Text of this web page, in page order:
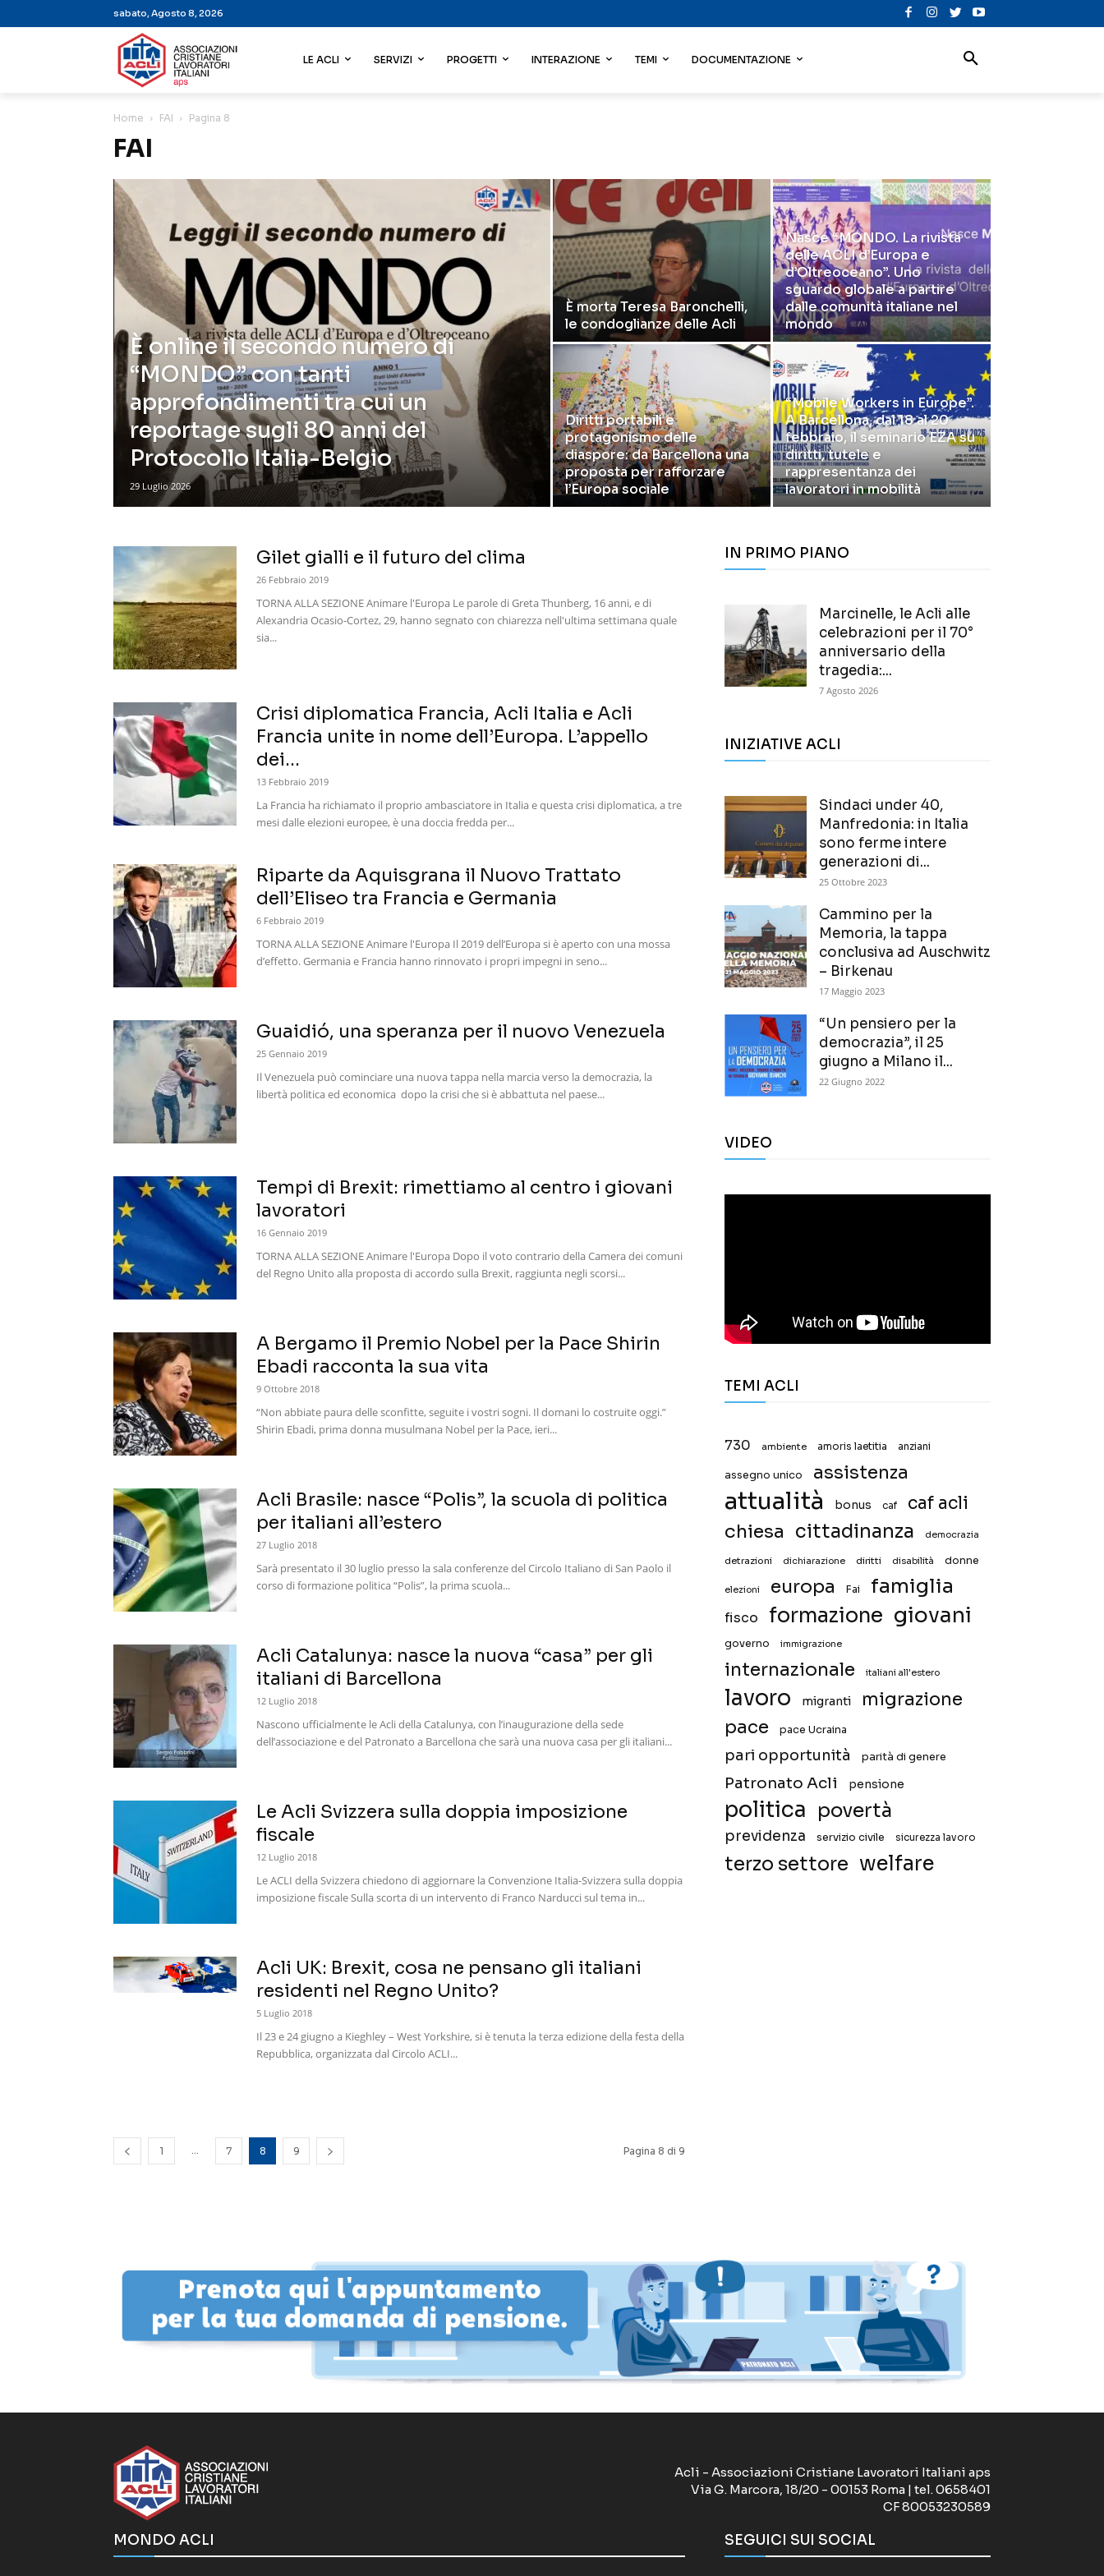
sabato, Agosto 8, 2026
LE ACLI SERVIZI PROGETTI INTERAZIONE TEMI DOCUMENTAZIONE
Home FAI Pagina 8
FAI
È online il secondo numero di
“MONDO” con tanti
approfondimenti tra cui un
reportage sugli 80 anni del
Protocollo Italia-Belgio
29 Luglio 2026
È morta Teresa Baronchelli,
le condoglianze delle Acli
Nasce “MONDO. La rivista
delle ACLI d’Europa e
d’Oltreoceano”. Uno
sguardo globale a partire
dalle comunità italiane nel
mondo
Diritti portabili e
protagonismo delle
diaspore: da Barcellona una
proposta per rafforzare
l’Europa sociale
“Mobile Workers in Europe”.
A Barcellona, dal 18 al 20
febbraio, il seminario EZA su
diritti, tutele e
rappresentanza dei
lavoratori in mobilità
Gilet gialli e il futuro del clima
26 Febbraio 2019
TORNA ALLA SEZIONE Animare l'Europa Le parole di Greta Thunberg, 16 anni, e di
Alexandria Ocasio-Cortez, 29, hanno segnato con chiarezza nell'ultima settimana quale
sia...
Crisi diplomatica Francia, Acli Italia e Acli
Francia unite in nome dell’Europa. L’appello
dei...
13 Febbraio 2019
La Francia ha richiamato il proprio ambasciatore in Italia e questa crisi diplomatica, a tre
mesi dalle elezioni europee, è una doccia fredda per...
Riparte da Aquisgrana il Nuovo Trattato
dell’Eliseo tra Francia e Germania
6 Febbraio 2019
TORNA ALLA SEZIONE Animare l'Europa Il 2019 dell’Europa si è aperto con una mossa
d’effetto. Germania e Francia hanno rinnovato i propri impegni in seno...
Guaidió, una speranza per il nuovo Venezuela
25 Gennaio 2019
Il Venezuela può cominciare una nuova tappa nella marcia verso la democrazia, la
libertà politica ed economica dopo la crisi che si è abbattuta nel paese...
Tempi di Brexit: rimettiamo al centro i giovani
lavoratori
16 Gennaio 2019
TORNA ALLA SEZIONE Animare l'Europa Dopo il voto contrario della Camera dei comuni
del Regno Unito alla proposta di accordo sulla Brexit, raggiunta negli scorsi...
A Bergamo il Premio Nobel per la Pace Shirin
Ebadi racconta la sua vita
9 Ottobre 2018
“Non abbiate paura delle sconfitte, seguite i vostri sogni. Il domani lo costruite oggi.”
Shirin Ebadi, prima donna musulmana Nobel per la Pace, ieri...
Acli Brasile: nasce “Polis”, la scuola di politica
per italiani all’estero
27 Luglio 2018
Sarà presentato il 30 luglio presso la sala conferenze del Circolo Italiano di San Paolo il
corso di formazione politica “Polis”, la prima scuola...
Acli Catalunya: nasce la nuova “casa” per gli
italiani di Barcellona
12 Luglio 2018
Nascono ufficialmente le Acli della Catalunya, con l’inaugurazione della sede
dell’associazione e del Patronato a Barcellona che sarà una nuova casa per gli italiani...
Le Acli Svizzera sulla doppia imposizione
fiscale
12 Luglio 2018
Le ACLI della Svizzera chiedono di aggiornare la Convenzione Italia-Svizzera sulla doppia
imposizione fiscale Sulla scorta di un intervento di Franco Narducci sul tema in...
Acli UK: Brexit, cosa ne pensano gli italiani
residenti nel Regno Unito?
5 Luglio 2018
Il 23 e 24 giugno a Kieghley – West Yorkshire, si è tenuta la terza edizione della festa della
Repubblica, organizzata dal Circolo ACLI...
1 ... 7 8 9 Pagina 8 di 9
IN PRIMO PIANO
Marcinelle, le Acli alle
celebrazioni per il 70°
anniversario della
tragedia:...
7 Agosto 2026
INIZIATIVE ACLI
Sindaci under 40,
Manfredonia: in Italia
sono ferme intere
generazioni di...
25 Ottobre 2023
Cammino per la
Memoria, la tappa
conclusiva ad Auschwitz
– Birkenau
17 Maggio 2023
“Un pensiero per la
democrazia”, il 25
giugno a Milano il...
22 Giugno 2022
VIDEO
TEMI ACLI
730 ambiente amoris laetitia anziani
assegno unico assistenza
attualità bonus caf caf acli
chiesa cittadinanza democrazia
detrazioni dichiarazione diritti disabilità donne
elezioni europa Fai famiglia
fisco formazione giovani
governo immigrazione
internazionale italiani all'estero
lavoro migranti
migrazione
pace
pace Ucraina
pari opportunità parità di genere
Patronato Acli pensione
politica povertà
previdenza servizio civile sicurezza lavoro
terzo settore welfare
Acli - Associazioni Cristiane Lavoratori Italiani aps
Via G. Marcora, 18/20 - 00153 Roma | tel. 0658401
CF 80053230589
MONDO ACLI SEGUICI SUI SOCIAL